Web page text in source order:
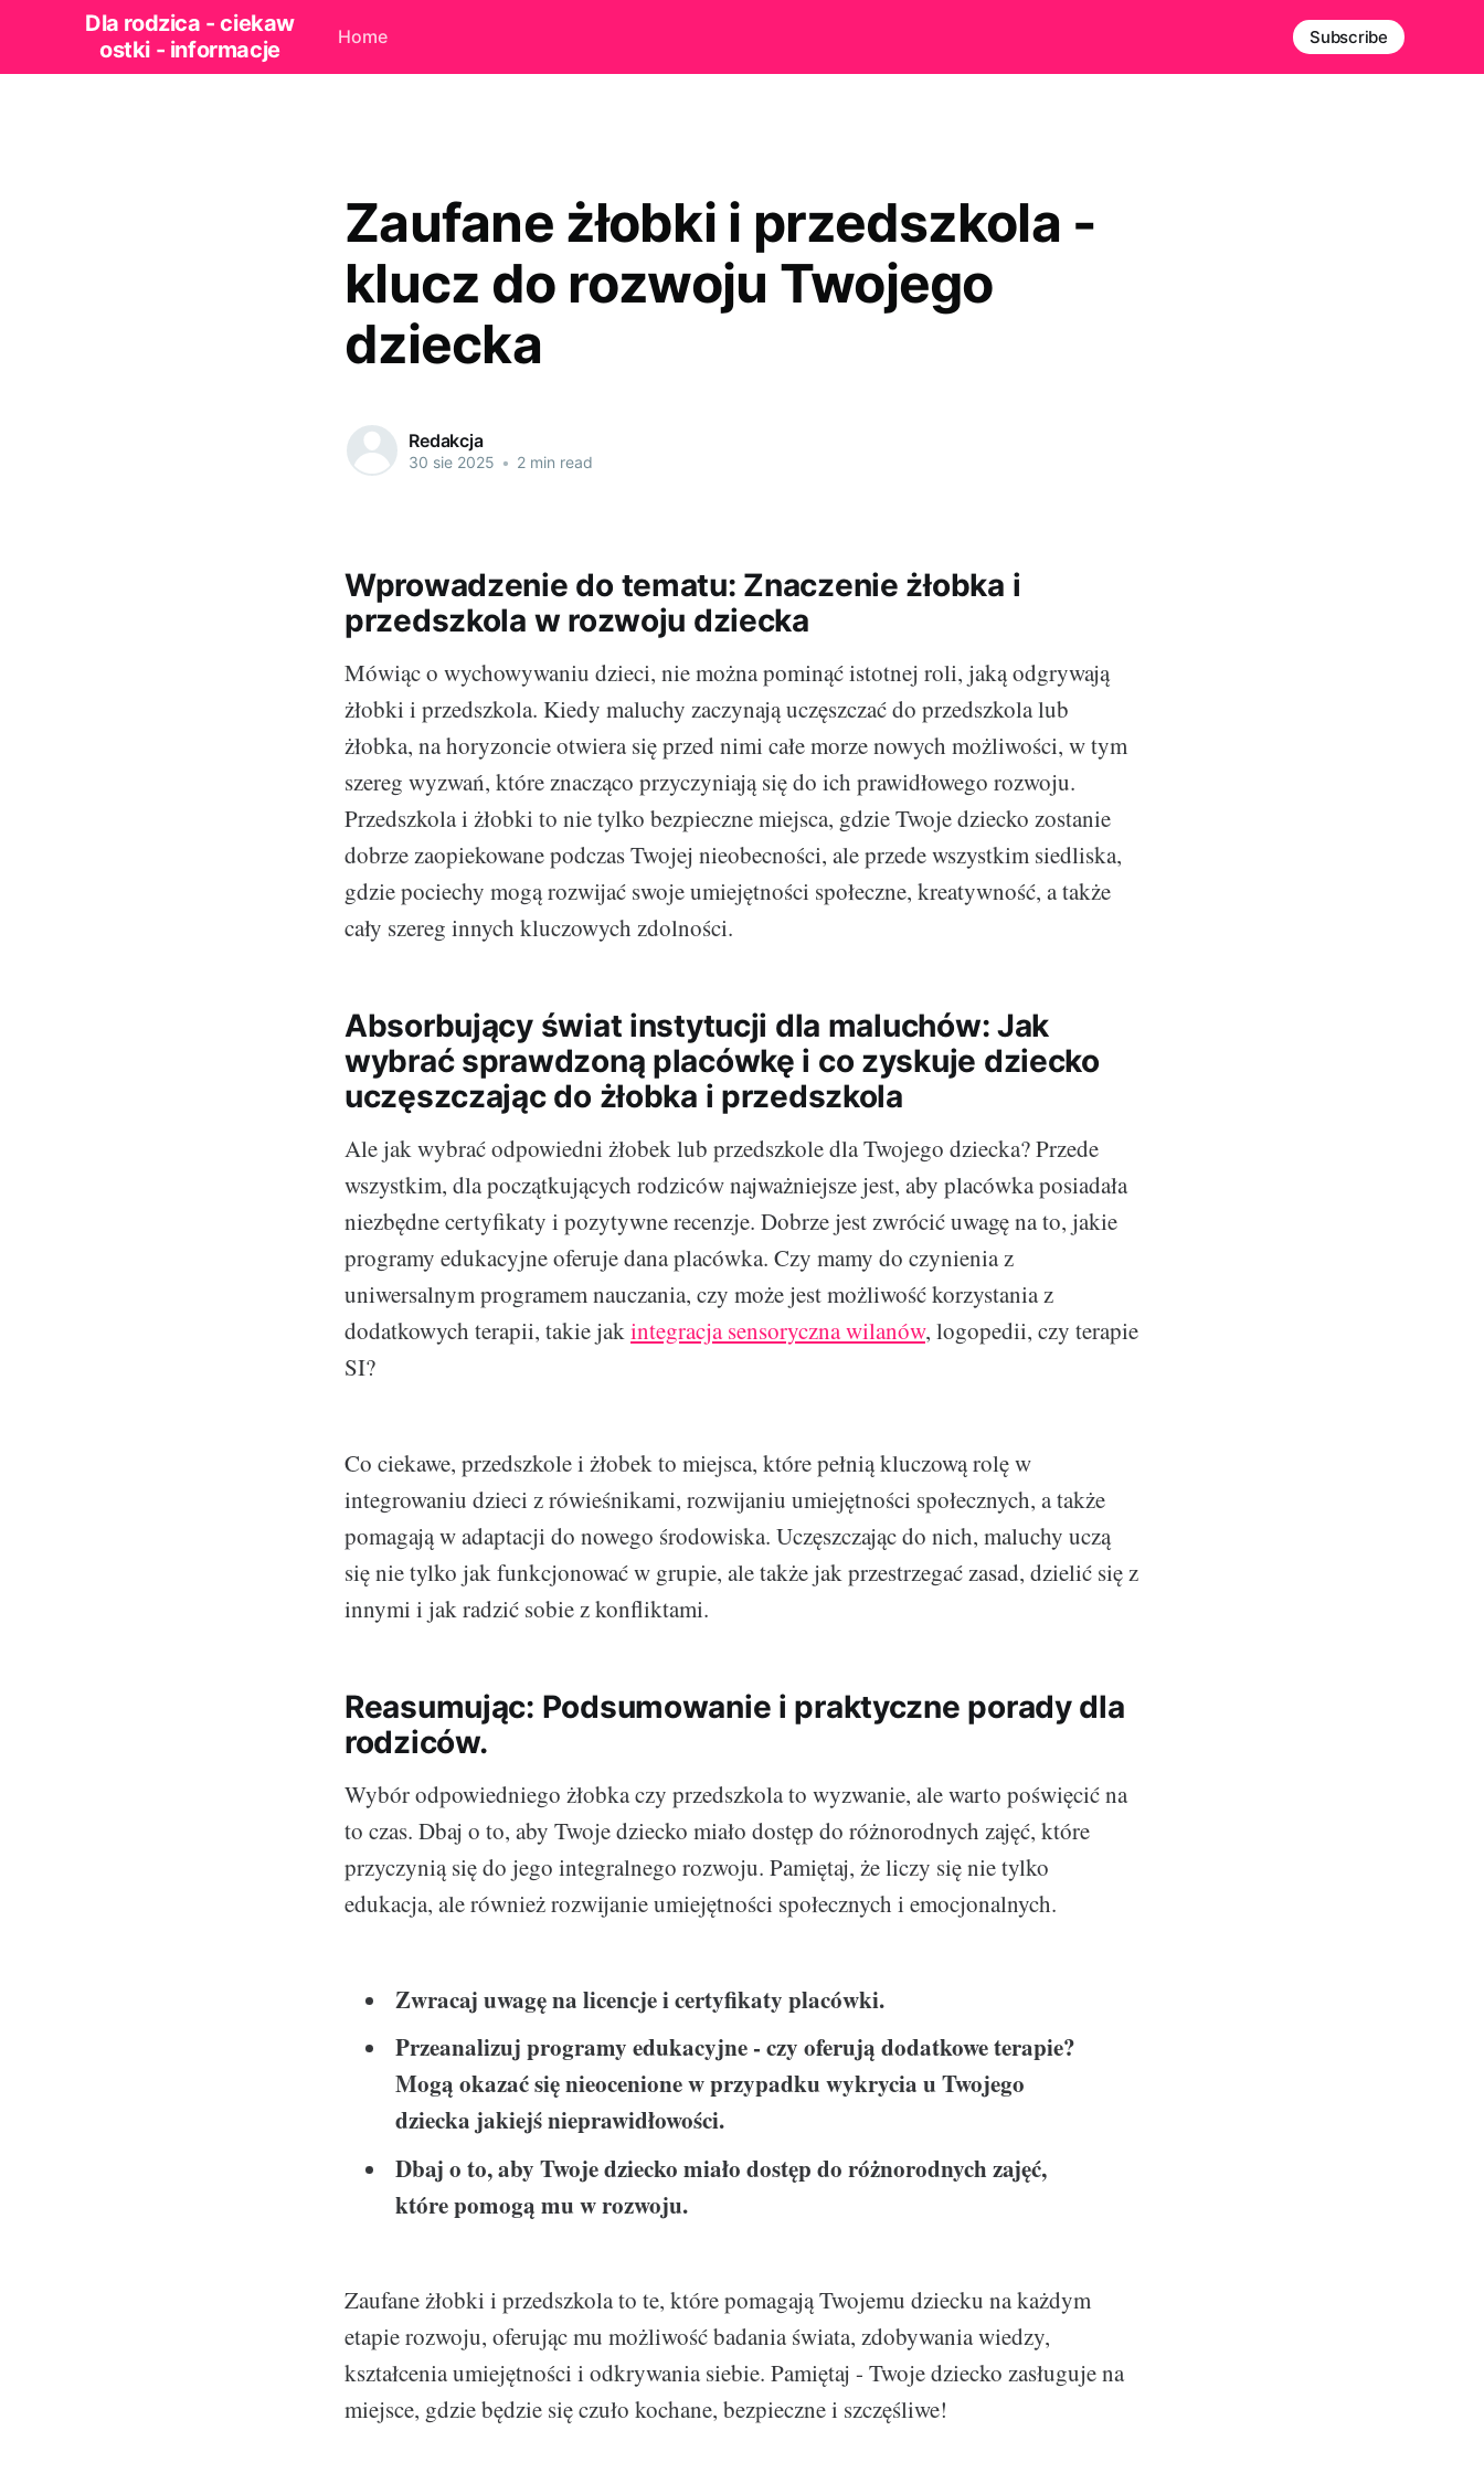
Dla rodzica - ciekaw
ostki - informacje
Home Subscribe
Zaufane żłobki i przedszkola -
klucz do rozwoju Twojego
dziecka
Redakcja
30 sie 2025 • 2 min read
Wprowadzenie do tematu: Znaczenie żłobka i
przedszkola w rozwoju dziecka
Mówiąc o wychowywaniu dzieci, nie można pominąć istotnej roli, jaką odgrywają
żłobki i przedszkola. Kiedy maluchy zaczynają uczęszczać do przedszkola lub
żłobka, na horyzoncie otwiera się przed nimi całe morze nowych możliwości, w tym
szereg wyzwań, które znacząco przyczyniają się do ich prawidłowego rozwoju.
Przedszkola i żłobki to nie tylko bezpieczne miejsca, gdzie Twoje dziecko zostanie
dobrze zaopiekowane podczas Twojej nieobecności, ale przede wszystkim siedliska,
gdzie pociechy mogą rozwijać swoje umiejętności społeczne, kreatywność, a także
cały szereg innych kluczowych zdolności.
Absorbujący świat instytucji dla maluchów: Jak
wybrać sprawdzoną placówkę i co zyskuje dziecko
uczęszczając do żłobka i przedszkola
Ale jak wybrać odpowiedni żłobek lub przedszkole dla Twojego dziecka? Przede
wszystkim, dla początkujących rodziców najważniejsze jest, aby placówka posiadała
niezbędne certyfikaty i pozytywne recenzje. Dobrze jest zwrócić uwagę na to, jakie
programy edukacyjne oferuje dana placówka. Czy mamy do czynienia z
uniwersalnym programem nauczania, czy może jest możliwość korzystania z
dodatkowych terapii, takie jakintegracja sensoryczna wilanów, logopedii, czy terapie
SI?
Co ciekawe, przedszkole i żłobek to miejsca, które pełnią kluczową rolę w
integrowaniu dzieci z rówieśnikami, rozwijaniu umiejętności społecznych, a także
pomagają w adaptacji do nowego środowiska. Uczęszczając do nich, maluchy uczą
się nie tylko jak funkcjonować w grupie, ale także jak przestrzegać zasad, dzielić się z
innymi i jak radzić sobie z konfliktami.
Reasumując: Podsumowanie i praktyczne porady dla
rodziców.
Wybór odpowiedniego żłobka czy przedszkola to wyzwanie, ale warto poświęcić na
to czas. Dbaj o to, aby Twoje dziecko miało dostęp do różnorodnych zajęć, które
przyczynią się do jego integralnego rozwoju. Pamiętaj, że liczy się nie tylko
edukacja, ale również rozwijanie umiejętności społecznych i emocjonalnych.
Zwracaj uwagę na licencje i certyfikaty placówki.
Przeanalizuj programy edukacyjne - czy oferują dodatkowe terapie?
Mogą okazać się nieocenione w przypadku wykrycia u Twojego
dziecka jakiejś nieprawidłowości.
Dbaj o to, aby Twoje dziecko miało dostęp do różnorodnych zajęć,
które pomogą mu w rozwoju.
Zaufane żłobki i przedszkola to te, które pomagają Twojemu dziecku na każdym
etapie rozwoju, oferując mu możliwość badania świata, zdobywania wiedzy,
kształcenia umiejętności i odkrywania siebie. Pamiętaj - Twoje dziecko zasługuje na
miejsce, gdzie będzie się czuło kochane, bezpieczne i szczęśliwe!